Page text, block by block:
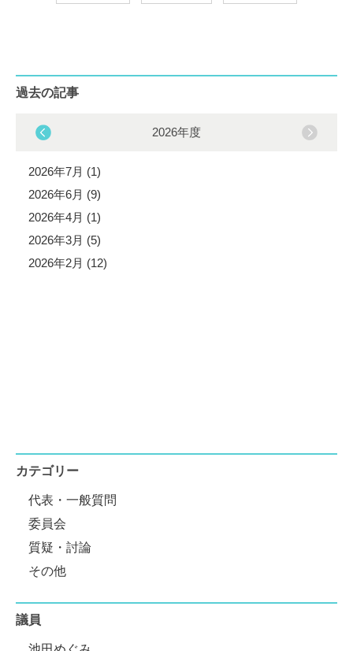
過去の記事
2026年度
2026年7月 (1)
2026年6月 (9)
2026年4月 (1)
2026年3月 (5)
2026年2月 (12)
カテゴリー
代表・一般質問
委員会
質疑・討論
その他
議員